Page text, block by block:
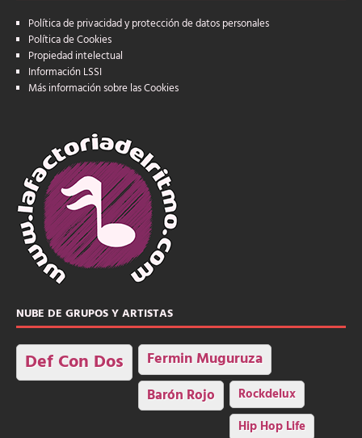
Política de privacidad y protección de datos personales
Política de Cookies
Propiedad intelectual
Información LSSI
Más información sobre las Cookies
NUBE DE GRUPOS Y ARTISTAS
Def Con Dos Fermin Muguruza
Barón Rojo Rockdelux
Hip Hop Life